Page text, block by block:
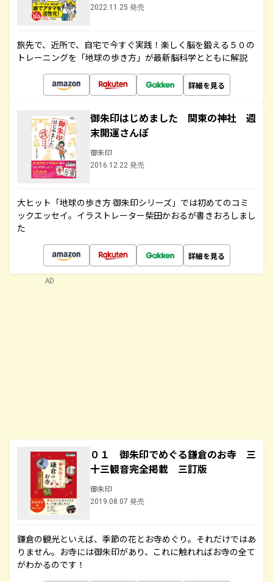
2022.11.25 発売
旅先で、近所で、自宅で今すぐ実践！楽しく脳を鍛える５０の
トレーニングを「地球の歩き方」が最新脳科学とともに解説
詳細を見る
御朱印はじめました 関東の神社 週
末開運さんぽ
御朱印
2016.12.22 発売
大ヒット「地球の歩き方 御朱印シリーズ」では初めてのコミ
ックエッセイ。イラストレーター柴田かおるが書きおろしまし
た
詳細を見る
０１ 御朱印でめぐる鎌倉のお寺 三
十三観音完全掲載 三訂版
御朱印
2019.08.07 発売
鎌倉の観光といえば、季節の花とお寺めぐり。それだけではあ
りません。お寺には御朱印があり、これに触れればお寺の全て
がわかるのです！
AD